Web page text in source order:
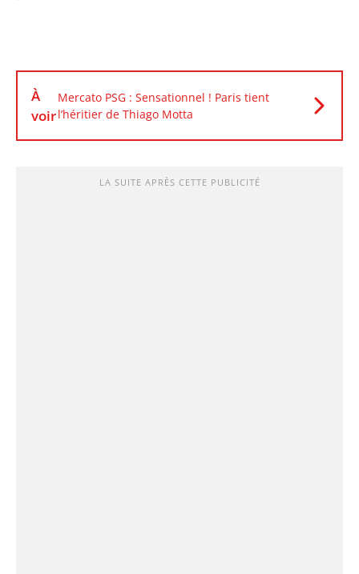
À
voir
Mercato PSG : Sensationnel ! Paris tient
l’héritier de Thiago Motta
LA SUITE APRÈS CETTE PUBLICITÉ